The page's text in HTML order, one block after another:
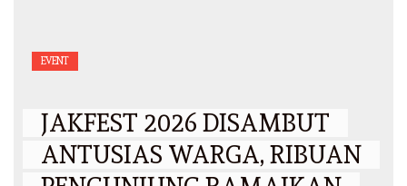
EVENT
JAKFEST 2026 DISAMBUT
ANTUSIAS WARGA, RIBUAN